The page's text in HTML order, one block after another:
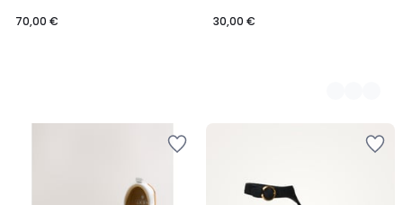
70,00 €
30,00 €